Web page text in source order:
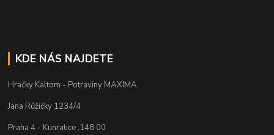
KDE NÁS NAJDETE
Hračky Kaltom - Potraviny MAXIMA
Jana Růžičky 1234/4
Praha 4 - Kunratice ,148 00